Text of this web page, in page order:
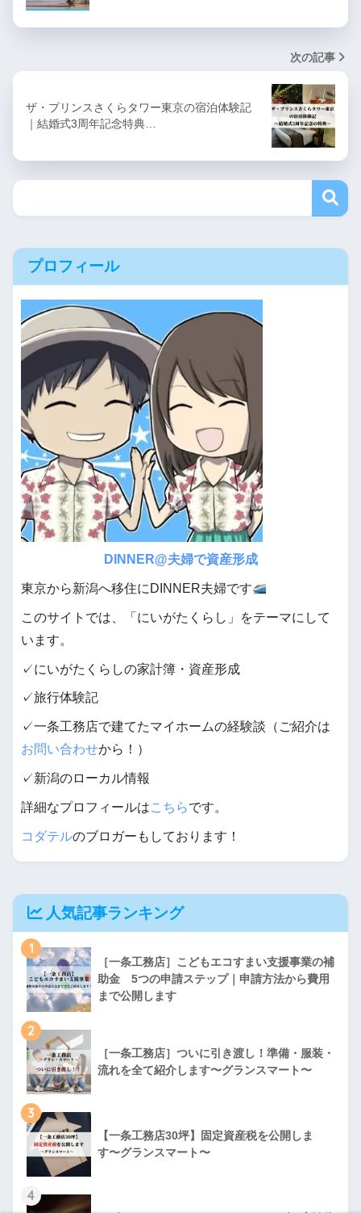
次の記事
ザ・プリンスさくらタワー東京の宿泊体験記
｜結婚式3周年記念特典…
プロフィール
DINNER@夫婦で資産形成
東京から新潟へ移住にDINNER夫婦です
このサイトでは、「にいがたくらし」をテーマにして
います。
✓にいがたくらしの家計簿・資産形成
✓旅行体験記
✓一条工務店で建てたマイホームの経験談（ご紹介は
お問い合わせから！）
✓新潟のローカル情報
詳細なプロフィールはこちらです。
コダテルのブロガーもしております！
人気記事ランキング
1
［一条工務店］こどもエコすまい支援事業の補
助金 5つの申請ステップ｜申請方法から費用
まで公開します
2
［一条工務店］ついに引き渡し！準備・服装・
流れを全て紹介します〜グランスマート〜
3
【一条工務店30坪】固定資産税を公開しま
す〜グランスマート〜
4